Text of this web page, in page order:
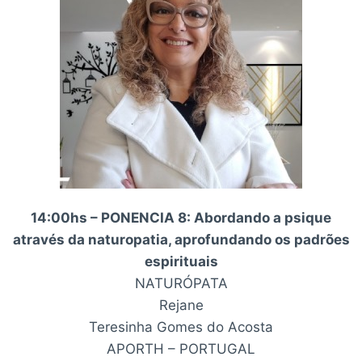
14:00hs – PONENCIA 8: Abordando a psique
através da naturopatia, aprofundando os padrões
espirituais
NATURÓPATA
Rejane
Teresinha Gomes do Acosta
APORTH – PORTUGAL